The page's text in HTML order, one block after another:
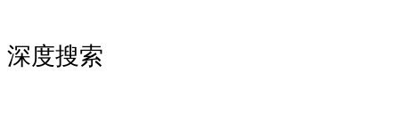
深度搜索